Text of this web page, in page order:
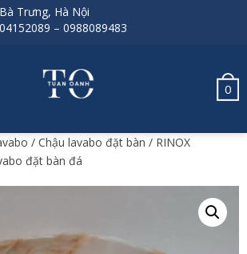
Trưng, Hà Nội
– 0988089483
0
/ Chậu lavabo đặt bàn / RINOX
đặt bàn đá